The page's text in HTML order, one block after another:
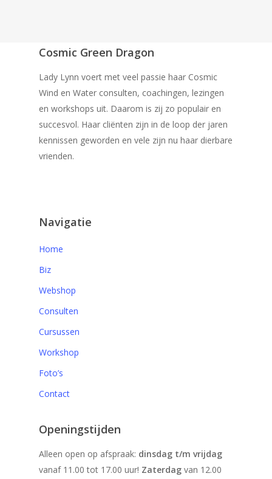
Cosmic Green Dragon
Lady Lynn voert met veel passie haar Cosmic
Wind en Water consulten, coachingen, lezingen
en workshops uit. Daarom is zij zo populair en
succesvol. Haar cliënten zijn in de loop der jaren
kennissen geworden en vele zijn nu haar dierbare
vrienden.
Navigatie
Home
Biz
Webshop
Consulten
Cursussen
Workshop
Foto’s
Contact
Openingstijden
Alleen open op afspraak: dinsdag t/m vrijdag
vanaf 11.00 tot 17.00 uur! Zaterdag van 12.00